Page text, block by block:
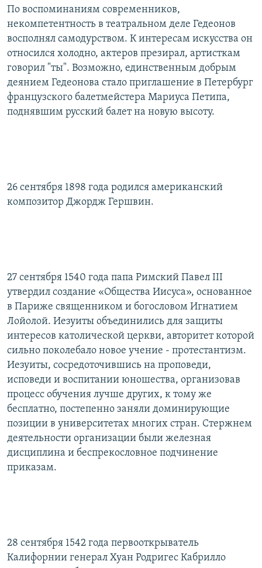
По воспоминаниям современников,
некомпетентность в театральном деле Гедеонов
восполнял самодурством. К интересам искусства он
относился холодно, актеров презирал, артисткам
говорил "ты". Возможно, единственным добрым
деянием Гедеонова стало приглашение в Петербург
французского балетмейстера Мариуса Петипа,
поднявшим русский балет на новую высоту.
26 сентября 1898 года родился американский
композитор Джордж Гершвин.
27 сентября 1540 года папа Римский Павел III
утвердил создание «Общества Иисуса», основанное
в Париже священником и богословом Игнатием
Лойолой. Иезуиты объединились для защиты
интересов католической церкви, авторитет которой
сильно поколебало новое учение - протестантизм.
Иезуиты, сосредоточившись на проповеди,
исповеди и воспитании юношества, организовав
процесс обучения лучше других, к тому же
бесплатно, постепенно заняли доминирующие
позиции в университетах многих стран. Стержнем
деятельности организации были железная
дисциплина и беспрекословное подчинение
приказам.
28 сентября 1542 года первооткрыватель
Калифорнии генерал Хуан Родригес Кабрилло